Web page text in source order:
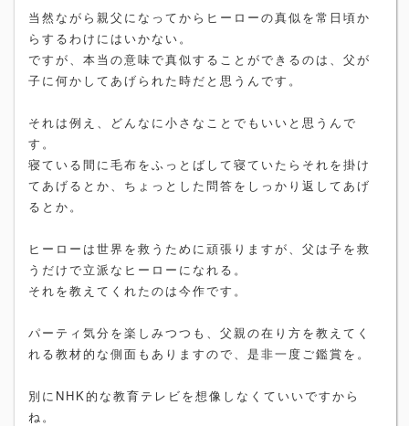
当然ながら親父になってからヒーローの真似を常日頃か
らするわけにはいかない。
ですが、本当の意味で真似することができるのは、父が
子に何かしてあげられた時だと思うんです。
それは例え、どんなに小さなことでもいいと思うんで
す。
寝ている間に毛布をふっとばして寝ていたらそれを掛け
てあげるとか、ちょっとした問答をしっかり返してあげ
るとか。
ヒーローは世界を救うために頑張りますが、父は子を救
うだけで立派なヒーローになれる。
それを教えてくれたのは今作です。
パーティ気分を楽しみつつも、父親の在り方を教えてく
れる教材的な側面もありますので、是非一度ご鑑賞を。
別にNHK的な教育テレビを想像しなくていいですから
ね。